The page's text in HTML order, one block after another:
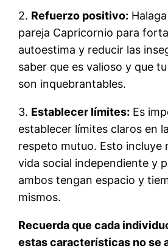
2. Refuerzo positivo:
pareja Capricornio para
autoestima y reducir las
saber que es valioso y que
son inquebrantables.
3. Establecer límites: Es
establecer límites claros en
respeto mutuo. Esto incluye
vida social independiente y
ambos tengan espacio y
mismos.
Recuerda que cada
estas características no se